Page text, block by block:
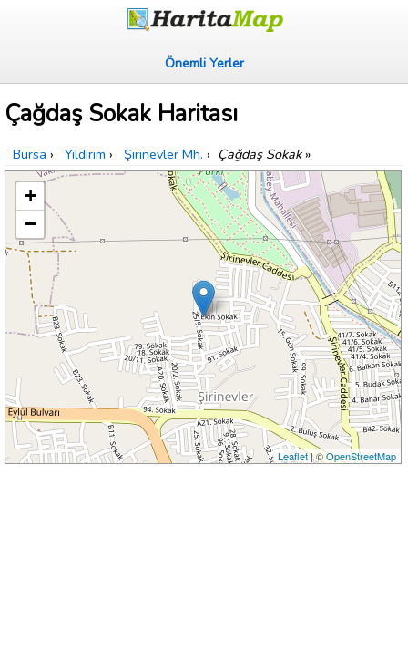
Önemli Yerler
Çağdaş Sokak Haritası
Bursa › Yıldırım › Şirinevler Mh. › Çağdaş Sokak»
+
−
Leaflet| ©OpenStreetMap